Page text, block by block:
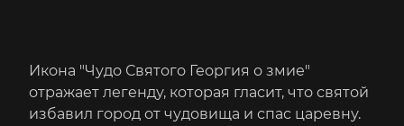
Икона "Чудо Святого Георгия о змие"
отражает легенду, которая гласит, что святой
избавил город от чудовища и спас царевну.